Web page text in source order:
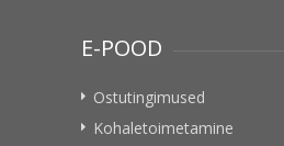
E-POOD
Ostutingimused
Kohaletoimetamine